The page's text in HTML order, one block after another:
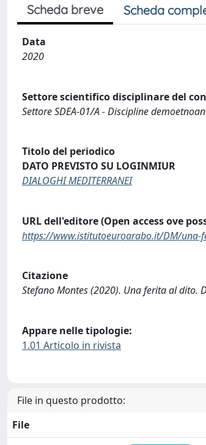
Scheda breve Scheda
Data
2020
Settore scientifico disciplinare del
Settore SDEA-01/A - Discipline
Titolo del periodico
DATO PREVISTO SU LOGINMIUR
DIALOGHI MEDITERRANEI
URL dell'editore (Open access ove
https://www.istitutoeuroarabo.it/DM/una-
Citazione
Stefano Montes (2020). Una ferita al dito.
Appare nelle tipologie:
1.01 Articolo in rivista
File in questo prodotto:
File